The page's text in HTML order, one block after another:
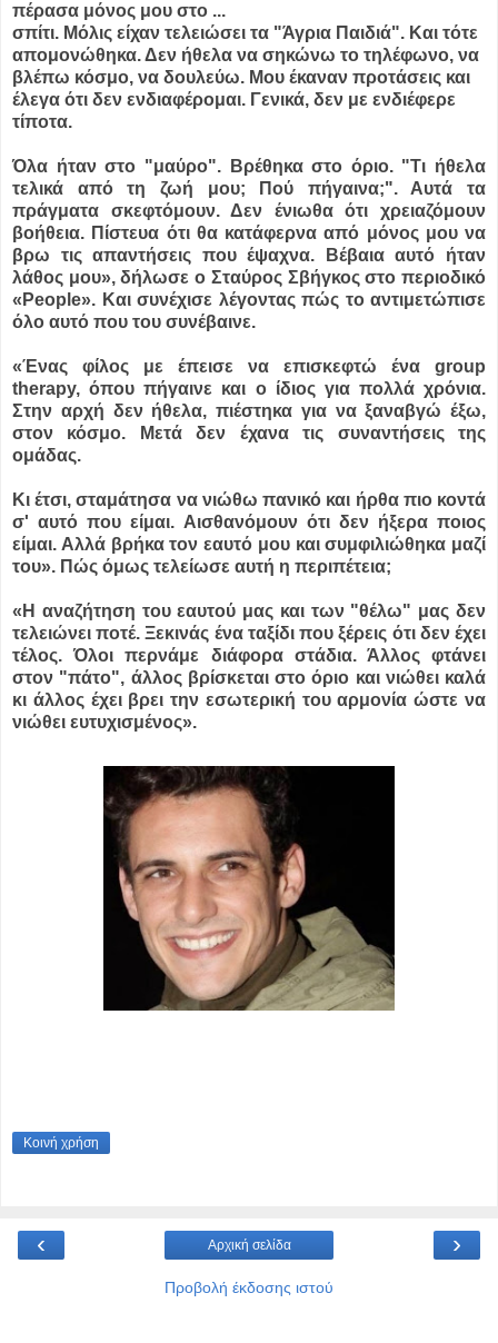
πέρασα μόνος μου στο ...
σπίτι. Μόλις είχαν τελειώσει τα "Άγρια Παιδιά". Και τότε
απομονώθηκα. Δεν ήθελα να σηκώνω το τηλέφωνο, να
βλέπω κόσμο, να δουλεύω. Μου έκαναν προτάσεις και
έλεγα ότι δεν ενδιαφέρομαι. Γενικά, δεν με ενδιέφερε
τίποτα.
Όλα ήταν στο "μαύρο". Βρέθηκα στο όριο. "Τι ήθελα
τελικά από τη ζωή μου; Πού πήγαινα;". Αυτά τα
πράγματα σκεφτόμουν. Δεν ένιωθα ότι χρειαζόμουν
βοήθεια. Πίστευα ότι θα κατάφερνα από μόνος μου να
βρω τις απαντήσεις που έψαχνα. Βέβαια αυτό ήταν
λάθος μου», δήλωσε ο Σταύρος Σβήγκος στο περιοδικό
«People». Και συνέχισε λέγοντας πώς το αντιμετώπισε
όλο αυτό που του συνέβαινε.
«Ένας φίλος με έπεισε να επισκεφτώ ένα group
therapy, όπου πήγαινε και ο ίδιος για πολλά χρόνια.
Στην αρχή δεν ήθελα, πιέστηκα για να ξαναβγώ έξω,
στον κόσμο. Μετά δεν έχανα τις συναντήσεις της
ομάδας.
Κι έτσι, σταμάτησα να νιώθω πανικό και ήρθα πιο κοντά
σ' αυτό που είμαι. Αισθανόμουν ότι δεν ήξερα ποιος
είμαι. Αλλά βρήκα τον εαυτό μου και συμφιλιώθηκα μαζί
του». Πώς όμως τελείωσε αυτή η περιπέτεια;
«Η αναζήτηση του εαυτού μας και των "θέλω" μας δεν
τελειώνει ποτέ. Ξεκινάς ένα ταξίδι που ξέρεις ότι δεν έχει
τέλος. Όλοι περνάμε διάφορα στάδια. Άλλος φτάνει
στον "πάτο", άλλος βρίσκεται στο όριο και νιώθει καλά
κι άλλος έχει βρει την εσωτερική του αρμονία ώστε να
νιώθει ευτυχισμένος».
Κοινή χρήση
‹ ›
Αρχική σελίδα
Προβολή έκδοσης ιστού